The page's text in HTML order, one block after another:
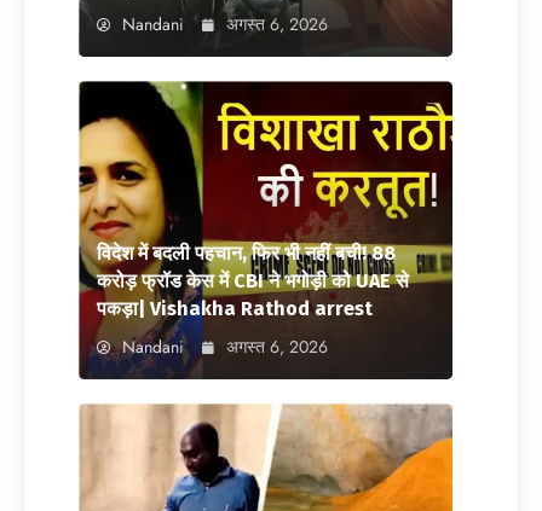
Nandani अगस्त 6, 2026
विदेश में बदली पहचान, फिर भी नहीं बची! 88
करोड़ फ्रॉड केस में CBI ने भगोड़ी को UAE से
पकड़ा| Vishakha Rathod arrest
Nandani अगस्त 6, 2026